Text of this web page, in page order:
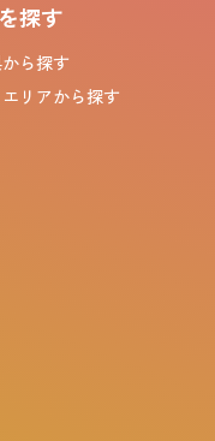
探す
ら探す
リアから探す